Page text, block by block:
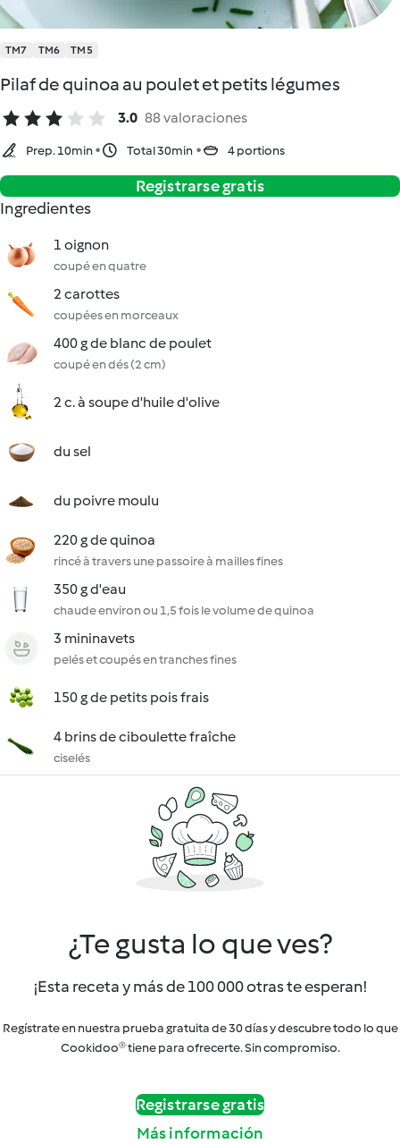
TM7 TM6 TM5
Pilaf de quinoa au poulet et petits légumes
3.0 88 valoraciones
Prep. 10min Total 30min 4 portions
Registrarse gratis
Ingredientes
1 oignon
coupé en quatre
2 carottes
coupées en morceaux
400 g de blanc de poulet
coupé en dés (2 cm)
2 c. à soupe d'huile d'olive
du sel
du poivre moulu
220 g de quinoa
rincé à travers une passoire à mailles fines
350 g d'eau
chaude environ ou 1,5 fois le volume de quinoa
3 mininavets
pelés et coupés en tranches fines
150 g de petits pois frais
4 brins de ciboulette fraîche
ciselés
¿Te gusta lo que ves?
¡Esta receta y más de 100 000 otras te esperan!
Regístrate en nuestra prueba gratuita de 30 días y descubre todo lo que
Cookidoo® tiene para ofrecerte. Sin compromiso.
Registrarse gratis
Más información